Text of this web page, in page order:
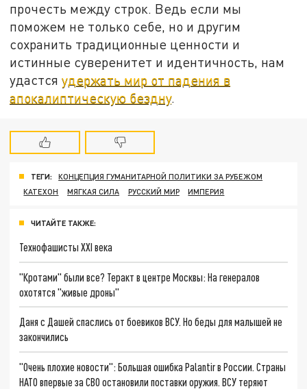
прочесть между строк. Ведь если мы
поможем не только себе, но и другим
сохранить традиционные ценности и
истинные суверенитет и идентичность, нам
удастсяудержать мир от падения в
апокалиптическую бездну.
ТЕГИ:
КОНЦЕПЦИЯ ГУМАНИТАРНОЙ ПОЛИТИКИ ЗА РУБЕЖОМ
КАТЕХОН
МЯГКАЯ СИЛА РУССКИЙ МИР ИМПЕРИЯ
ЧИТАЙТЕ ТАКЖЕ:
Технофашисты XXI века
"Кротами" были все? Теракт в центре Москвы: На генералов
охотятся "живые дроны"
Даня с Дашей спаслись от боевиков ВСУ. Но беды для малышей не
закончились
"Очень плохие новости": Большая ошибка Palantir в России. Страны
НАТО впервые за СВО остановили поставки оружия. ВСУ теряют